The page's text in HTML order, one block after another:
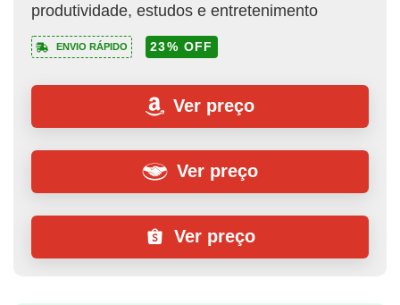
produtividade, estudos e entretenimento
ENVIO RÁPIDO 23% OFF
Ver preço
Ver preço
Ver preço